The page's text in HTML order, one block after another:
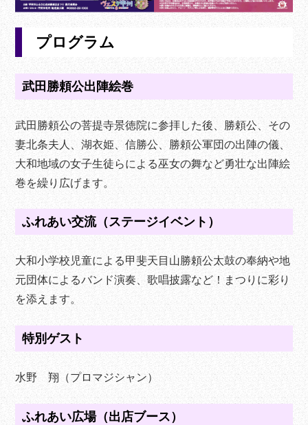
プログラム
武田勝頼公出陣絵巻
武田勝頼公の菩提寺景徳院に参拝した後、勝頼公、その
妻北条夫人、湖衣姫、信勝公、勝頼公軍団の出陣の儀、
大和地域の女子生徒らによる巫女の舞など勇壮な出陣絵
巻を繰り広げます。
ふれあい交流（ステージイベント）
大和小学校児童による甲斐天目山勝頼公太鼓の奉納や地
元団体によるバンド演奏、歌唱披露など！まつりに彩り
を添えます。
特別ゲスト
水野 翔（プロマジシャン）
ふれあい広場（出店ブース）